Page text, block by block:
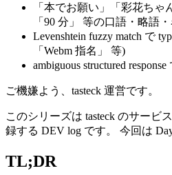
「本でお願い」「彩花ちゃ
「90 分」 等の口語・略語
Levenshtein fuzzy match で
「Webm 指名」 等)
ambiguous structured
ご機嫌よう、tasteck 運営です。
このシリーズは tasteck のサービ
録する DEV log です。 今回は
TL;DR